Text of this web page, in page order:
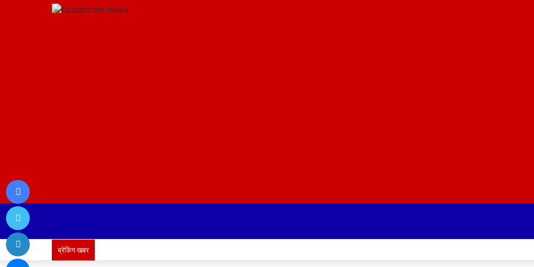
ब्रेकिंग खबर
Twitter
Messenger